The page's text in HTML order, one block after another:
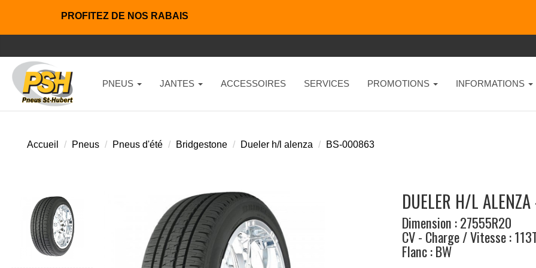
PROFITEZ DE NOS RABAIS
PNEUS JANTES ACCESSOIRES SERVICES PROMOTIONS INFORMATIONS
Accueil Pneus Pneus d'été Bridgestone Dueler h/l alenza BS-000863
DUELER H/L
Dimension : 27555R20
CV - Charge / Vitesse :
Flanc : BW